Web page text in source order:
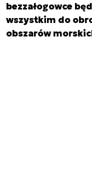
bezzałogowce
wszystkim do
obszarów